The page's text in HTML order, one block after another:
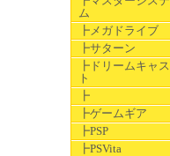
ム
┣メガドライブ
┣サターン
┣ドリームキャス
ト
┣
┣ゲームギア
┣PSP
┣PSVita